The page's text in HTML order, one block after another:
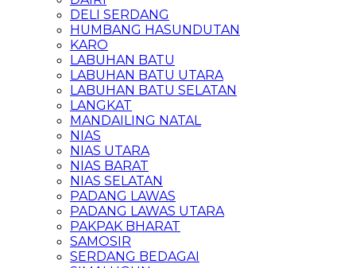
DELI SERDANG
HUMBANG HASUNDUTAN
KARO
LABUHAN BATU
LABUHAN BATU UTARA
LABUHAN BATU SELATAN
LANGKAT
MANDAILING NATAL
NIAS
NIAS UTARA
NIAS BARAT
NIAS SELATAN
PADANG LAWAS
PADANG LAWAS UTARA
PAKPAK BHARAT
SAMOSIR
SERDANG BEDAGAI